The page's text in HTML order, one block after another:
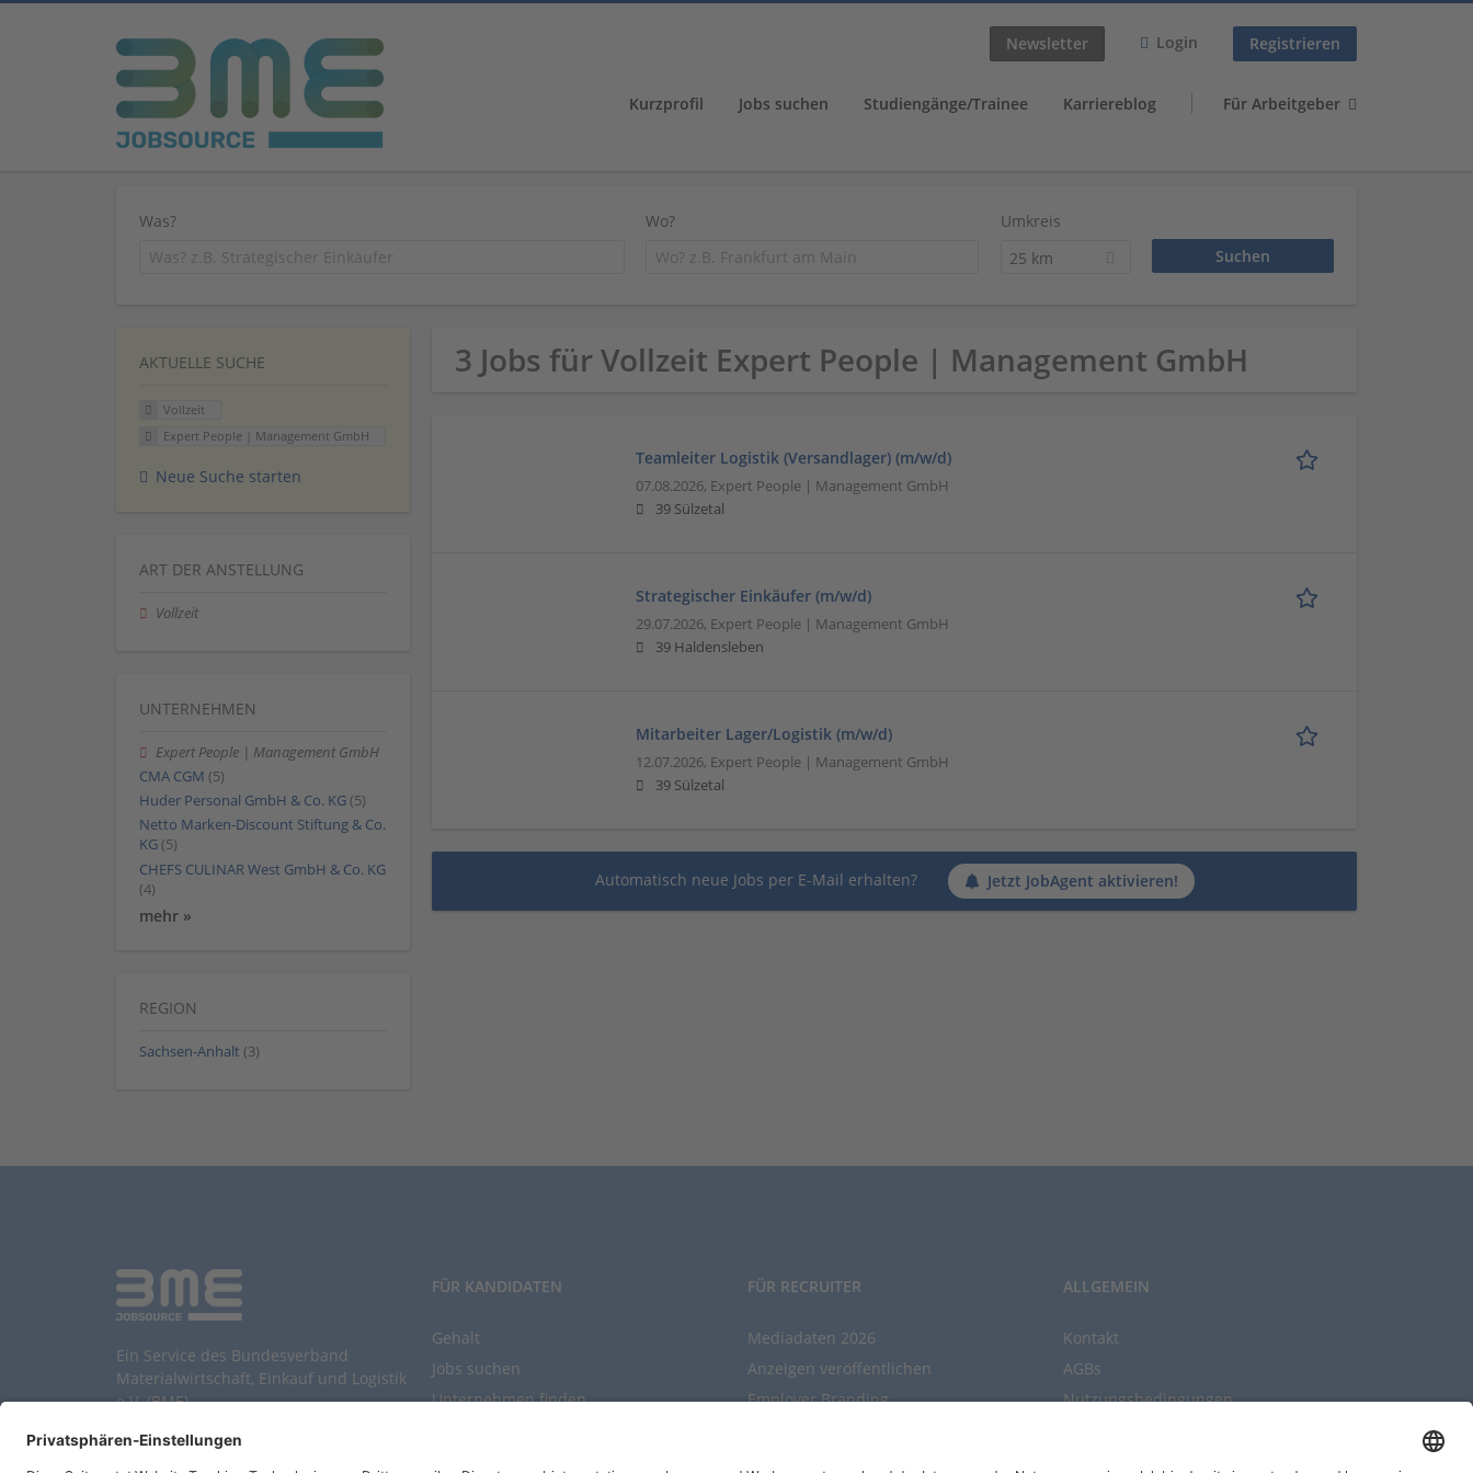
Newsletter Login Registrieren
Kurzprofil Jobs suchen Studiengänge/Trainee Karriereblog Für Arbeitgeber
Was? Wo?
Umkreis
25 km
3 Jobs für Vollzeit Expert People | Management GmbH
Teamleiter Logistik (Versandlager) (m/w/d)
07.08.2026, Expert People | Management GmbH
39 Sülzetal
Strategischer Einkäufer (m/w/d)
29.07.2026, Expert People | Management GmbH
39 Haldensleben
Mitarbeiter Lager/Logistik (m/w/d)
12.07.2026, Expert People | Management GmbH
39 Sülzetal
Automatisch neue Jobs per E-Mail erhalten? Jetzt JobAgent aktivieren!
AKTUELLE SUCHE
Vollzeit
Expert People | Management GmbH
Neue Suche starten
ART DER ANSTELLUNG
Vollzeit
UNTERNEHMEN
Expert People | Management GmbH
CMA CGM (5)
Huder Personal GmbH & Co. KG (5)
Netto Marken-Discount Stiftung & Co.
KG (5)
CHEFS CULINAR West GmbH & Co. KG
(4)
mehr »
REGION
Sachsen-Anhalt (3)
Ein Service des Bundesverband
Materialwirtschaft, Einkauf und Logistik
e.V. (BME)
FÜR KANDIDATEN
Gehalt
Jobs suchen
Unternehmen finden
FÜR RECRUITER
Mediadaten 2026
Anzeigen veröffentlichen
Employer Branding
ALLGEMEIN
Kontakt
AGBs
Nutzungsbedingungen